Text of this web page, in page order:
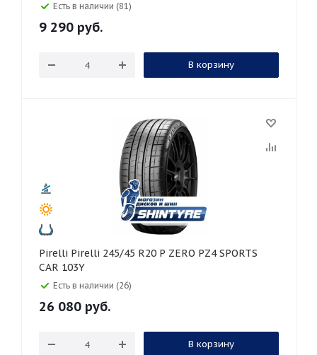
Есть в наличии (81)
9 290 руб.
В корзину
Pirelli Pirelli 245/45 R20 P ZERO PZ4 SPORTS
CAR 103Y
Есть в наличии (26)
26 080 руб.
В корзину